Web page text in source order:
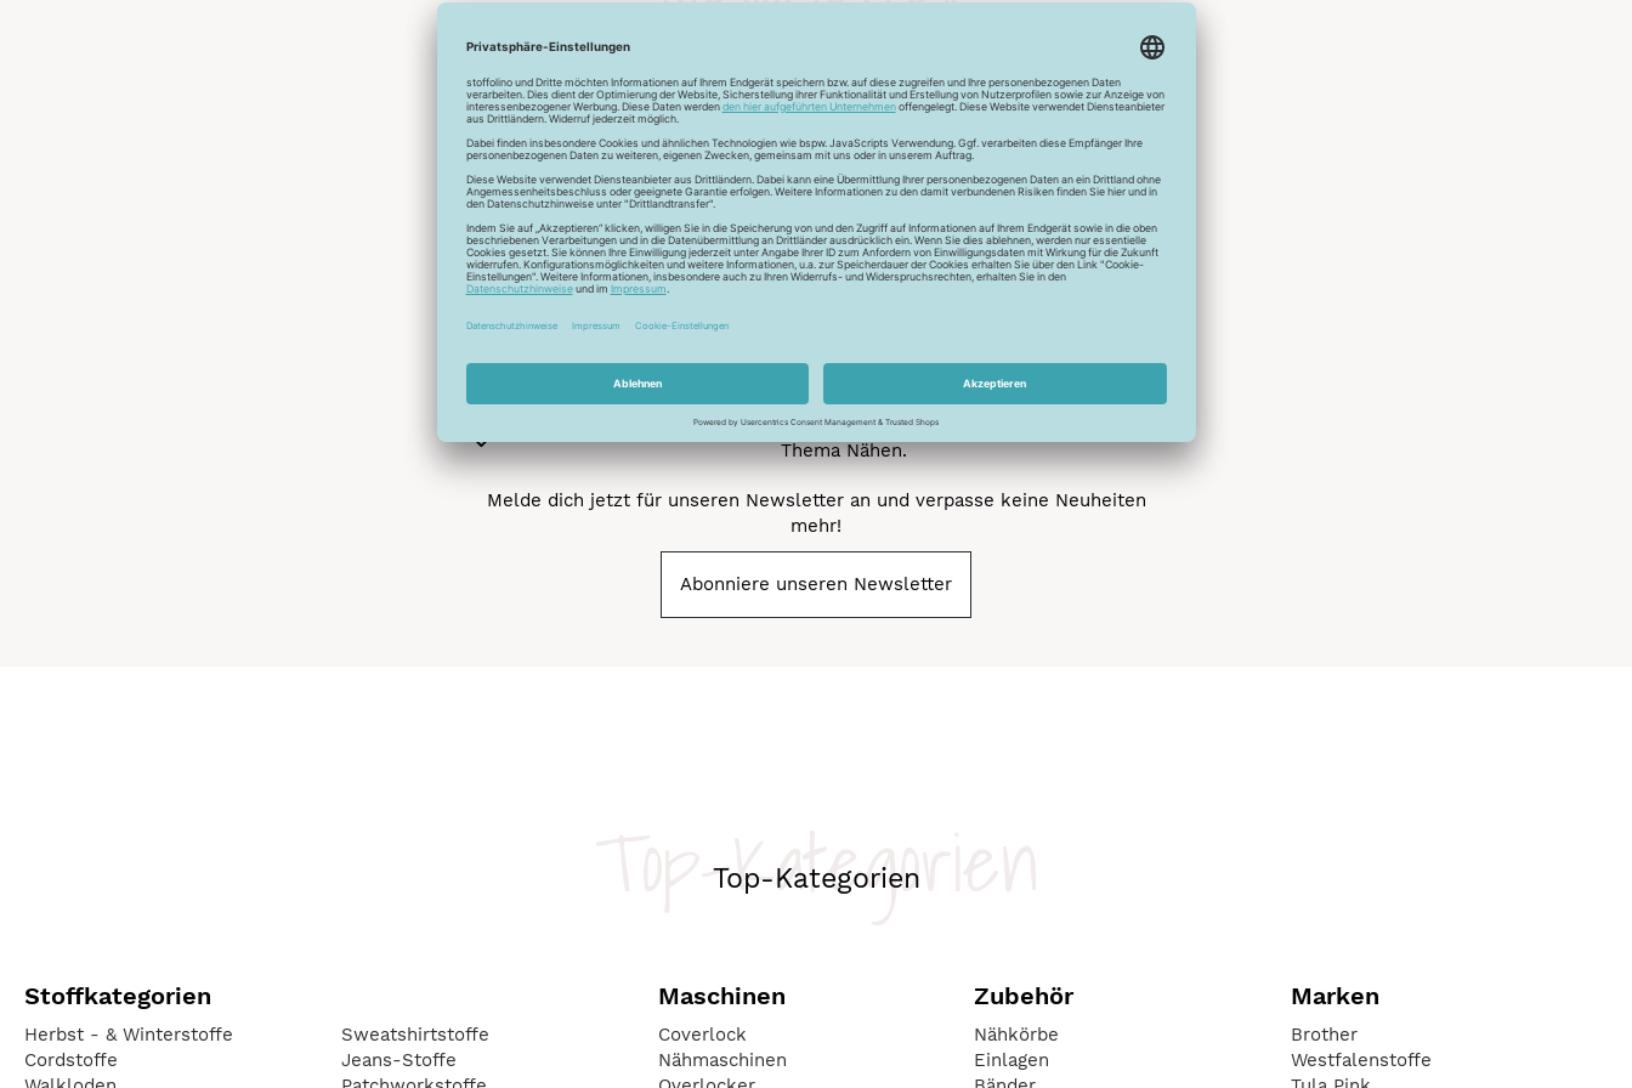
Abonniere jetzt unseren exklusiven Newsletter und profitiere von zahlreichen
Aktionen und Rabatte: Als Newsletter Abonnent erfährst du als erstes
von unseren Aktionen und Rabatten!
Neue Stoffe entdecken: Wir informieren dich regelmäßig über die
neuesten Stofftrends der Saison. Plane mit uns deine neuen
Nähprojekte.
Inspiration: Lass dich von unseren kreativen Ideen und Nähbeispielen
inspirieren! Wir teilen mit dir unsere DIY-Ideen und verraten dir die
Veranstaltungen: Kein Event ohne dich! Denn du erfährst vor allen
anderen von unseren geplanten Events.
Gewinnspiele: Sichere dir deine Chance auf tolle Preise rund um das
Thema Nähen.
Melde dich jetzt für unseren Newsletter an und verpasse keine Neuheiten
mehr!
Abonniere unseren Newsletter
Top-Kategorien
Top-Kategorien
Stoffkategorien
Herbst - & Winterstoffe
Cordstoffe
Sweatshirtstoffe
Jeans-Stoffe
Maschinen
Coverlock
Nähmaschinen
Zubehör
Nähkörbe
Einlagen
Marken
Brother
Westfalenstoffe